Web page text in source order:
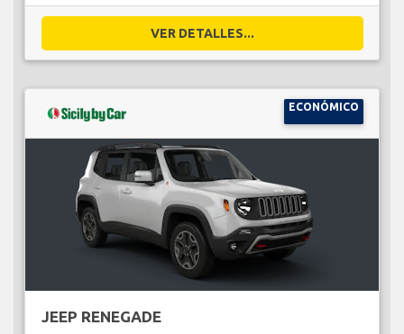
VER DETALLES...
ECONÓMICO
JEEP RENEGADE